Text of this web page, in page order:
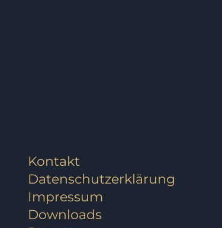
Kontakt
Datenschutzerklärung
Impressum
Downloads